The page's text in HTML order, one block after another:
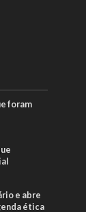
foram
e abre
ética